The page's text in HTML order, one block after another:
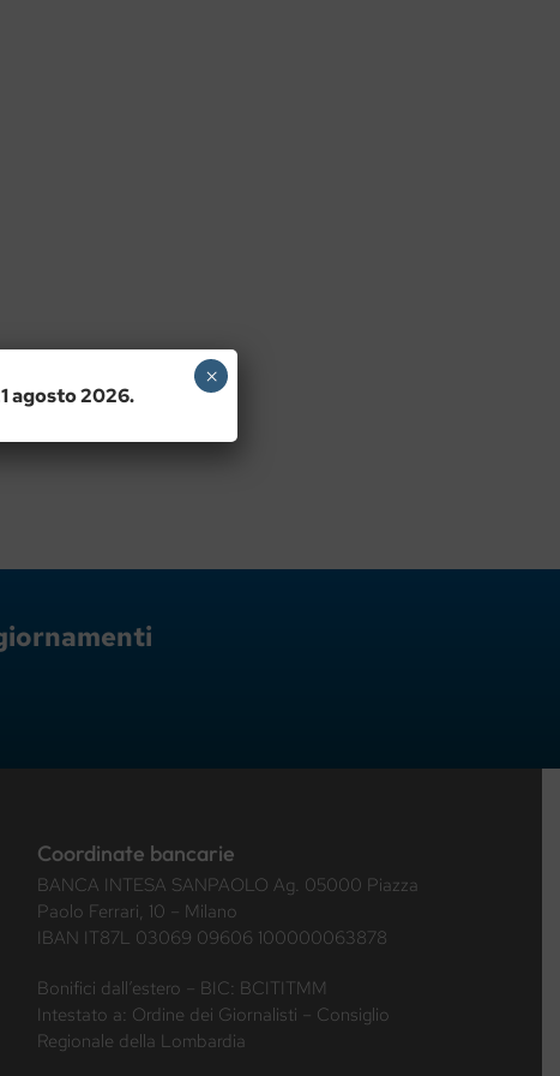
Coordinate bancarie
BANCA INTESA SANPAOLO Ag. 05000 Piazza
Paolo Ferrari, 10 – Milano
IBAN IT87L 03069 09606 100000063878
Bonifici dall’estero – BIC: BCITITMM
Intestato a: Ordine dei Giornalisti – Consiglio
Regionale della Lombardia
agosto 2026.
×